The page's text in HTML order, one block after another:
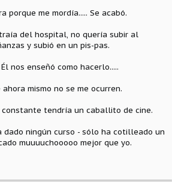
porque me mordía..... Se acabó.
del hospital, no quería subir al
y subió en un pis-pas.
nos enseñó como hacerlo.....
mismo no se me ocurren.
constante tendría un caballito de cine.
dado ningún curso - sólo ha cotilleado un
muuuuchooooo mejor que yo.